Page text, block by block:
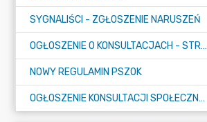
SYGNALIŚCI - ZGŁOSZENIE NARUSZEŃ
OGŁOSZENIE O KONSULTACJACH - STRATEGIA
NOWY REGULAMIN PSZOK
OGŁOSZENIE KONSULTACJI SPOŁECZNYCH